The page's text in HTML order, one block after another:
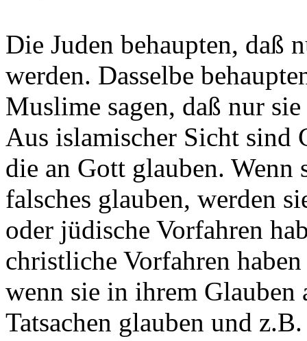
Die Juden behaupten, daß
werden. Dasselbe
Muslime sagen, daß nur
Aus islamischer Sicht sind
die an Gott glauben.
falsches glauben, werden
oder jüdische Vorfahren
christliche Vorfahren
wenn sie in ihrem Glauben
Tatsachen glauben und